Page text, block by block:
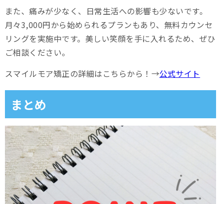
また、痛みが少なく、日常生活への影響も少ないです。
月々3,000円から始められるプランもあり、無料カウンセ
リングを実施中です。美しい笑顔を手に入れるため、ぜひ
ご相談ください。
スマイルモア矯正の詳細はこちらから！→公式サイト
まとめ